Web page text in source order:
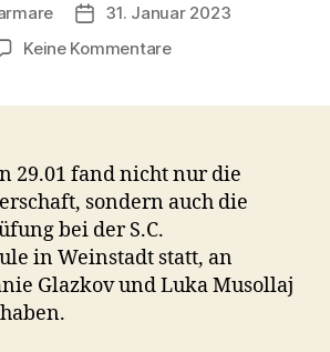
Beitragsdatum
31. Januar 2023
Keine Kommentarezu
29.01 fand nicht nur die
sondern auch die
bei der S.C.
in Weinstadt statt, an
Glazkov und Luka Musollaj